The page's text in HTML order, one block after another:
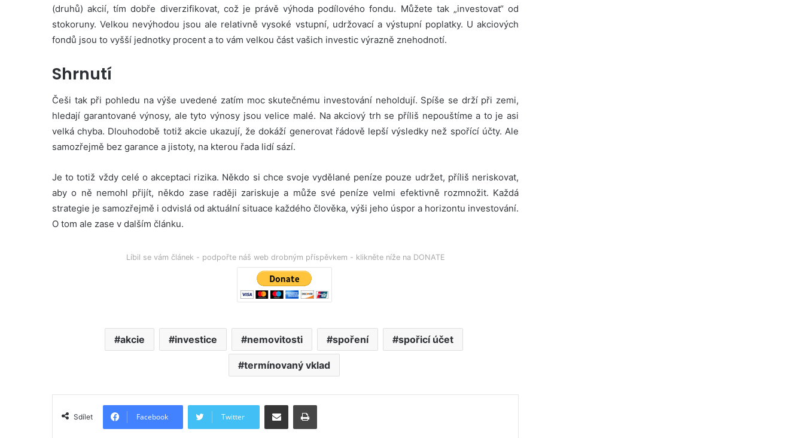
(druhů) akcií, tím dobře diverzifikovat, což je právě výhoda podílového fondu. Můžete tak „investovat“ od
stokoruny. Velkou nevýhodou jsou ale relativně vysoké vstupní, udržovací a výstupní poplatky. U akciových
fondů jsou to vyšší jednotky procent a to vám velkou část vašich investic výrazně znehodnotí.
Shrnutí
Češi tak při pohledu na výše uvedené zatím moc skutečnému investování neholdují. Spíše se drží při zemi,
hledají garantované výnosy, ale tyto výnosy jsou velice malé. Na akciový trh se příliš nepouštíme a to je asi
velká chyba. Dlouhodobě totiž akcie ukazují, že dokáží generovat řádově lepší výsledky než spořící účty. Ale
samozřejmě bez garance a jistoty, na kterou řada lidí sází.
Je to totiž vždy celé o akceptaci rizika. Někdo si chce svoje vydělané peníze pouze udržet, příliš neriskovat,
aby o ně nemohl přijít, někdo zase raději zariskuje a může své peníze velmi efektivně rozmnožit. Každá
strategie je samozřejmě i odvislá od aktuální situace každého člověka, výši jeho úspor a horizontu investování.
O tom ale zase v dalším článku.
Líbil se vám článek - podpořte náš web drobným příspěvkem - klikněte níže na DONATE
akcie investice nemovitosti spoření spořicí účet
termínovaný vklad
Sdílet Facebook Twitter
Poslat emailem